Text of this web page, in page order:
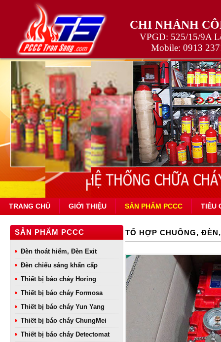
CHI NHÁNH
VPGD: 525/15/9A
Mobile: 0913
TRANG CHỦ GIỚI THIỆU SẢN PHẨM PCCC TIÊU
SẢN PHẨM PCCC
Đèn thoát hiểm, Đèn Exit
Đèn chiếu sáng khẩn cấp
Thiết bị báo cháy Horing
Thiết bị báo cháy Formosa
Thiết bị báo cháy Yun Yang
Thiết bị báo cháy ChungMei
Thiết bị báo cháy Detectomat
TỔ HỢP CHUÔNG,